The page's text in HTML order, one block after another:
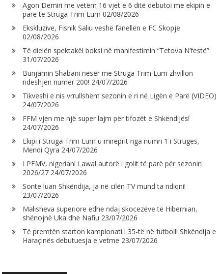
Agon Demiri me vetëm 16 vjet e 6 ditë debutoi me ekipin e
parë të Struga Trim Lum 02/08/2026
Ekskluzive, Fisnik Saliu veshë fanellën e FC Skopje
02/08/2026
Të dielën spektakël boksi në manifestimin “Tetova N’festë”
31/07/2026
Bunjamin Shabani nesër me Struga Trim Lum zhvillon
ndeshjen numër 200! 24/07/2026
Tikveshi e nis vrrullshëm sezonin e ri në Ligën e Parë (VIDEO)
24/07/2026
FFM vjen me një super lajm për tifozët e Shkëndijës!
24/07/2026
Ekipi i Struga Trim Lum u mirëprit nga numri 1 i Strugës,
Mendi Qyra 24/07/2026
LPFMV, nigeriani Lawal autorë i golit të parë për sezonin
2026/27 24/07/2026
Sonte luan Shkëndija, ja në cilën TV mund ta ndiqni!
23/07/2026
Malisheva superiore edhe ndaj skocezëve të Hibernian,
shënojnë Uka dhe Nafiu 23/07/2026
Të premtën starton kampionati i 35-të në futboll! Shkëndija e
Haraçinës debutuesja e vetme 23/07/2026